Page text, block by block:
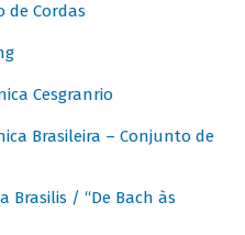
de Cordas
Cesgranrio
Brasileira – Conjunto de
Brasilis / “De Bach às